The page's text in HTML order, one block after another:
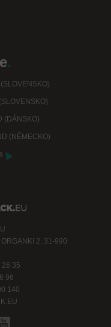
.
(DÁNSKO)
(NĚMECKO)
2, 31-990
26 35
96
140